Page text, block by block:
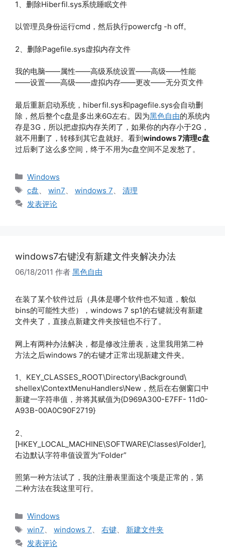
1、删除Hiberfil.sys系统睡眠文件
以管理员身份运行cmd，然后执行powercfg -h off。
2、删除Pagefile.sys虚拟内存文件
我的电脑——属性——高级系统设置——高级——性能
——设置——高级——虚拟内存——更改——无分页文件
最后重新启动系统，hiberfil.sys和pagefile.sys会自动删
除，然后整个c盘是多出来6G左右。因为黑色自由的系统内
存是3G，所以把虚拟内存关闭了，如果你的内存小于2G，
就不用删了，转移到其它盘就好。看到windows 7清理c盘
过后剩了这么多空间，终于不用为c盘空间不足发愁了。
分
类
Windows
标
签
c盘 win7 windows 7
清理
发表评论
windows7右键没有新建文件夹解决办法
06/18/2011 作者 黑色自由
在装了某个软件过后（具体是哪个软件也不知道，貌似
bins的可能性大些），windows 7 sp1的右键就没有新建
文件夹了，直接点新建文件夹按钮也不行了。
网上有两种办法解决，都是修改注册表，这里我用第二种
方法之后windows 7的右键才正常出现新建文件夹。
1、KEY_CLASSES_ROOT\Directory\Background\
shellex\ContextMenuHandlers\New，然后在右侧窗口中
新建一字符串值，并将其赋值为{D969A300-E7FF- 11d0-
A93B-00A0C90F2719}
2、
[HKEY_LOCAL_MACHINE\SOFTWARE\Classes\Folder],
右边默认字符串值设置为”Folder”
照第一种方法试了，我的注册表里面这个项是正常的，第
二种方法在我这里可行。
分
类
Windows
标
签
win7、 windows 7、 右键、 新建文件夹
发表评论